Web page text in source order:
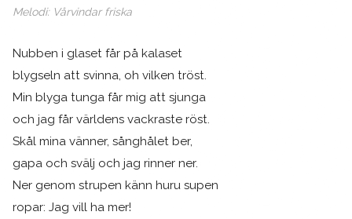
Melodi: Vårvindar friska
Nubben i glaset får på kalaset
blygseln att svinna, oh vilken tröst.
Min blyga tunga får mig att sjunga
och jag får världens vackraste röst.
Skål mina vänner, sånghålet ber,
gapa och svälj och jag rinner ner.
Ner genom strupen känn huru supen
ropar: Jag vill ha mer!